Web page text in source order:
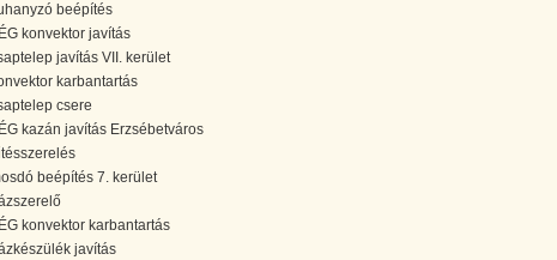
beépítés
konvektor javítás
javítás VII. kerület
karbantartás
csere
kazán javítás Erzsébetváros
beépítés 7. kerület
konvektor karbantartás
javítás